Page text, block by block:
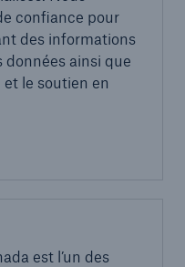
confiance pour
des informations
données ainsi que
et le soutien en
est l’un des